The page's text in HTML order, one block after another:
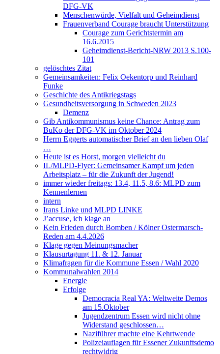
DFG-VK
Menschenwürde, Vielfalt und Geheimdienst
Frauenverband Courage braucht Unterstützung
Courage zum Gerichtstermin am
16.6.2015
Geheimdienst-Bericht-NRW 2013 S.100-
101
gelöschtes Zitat
Gemeinsamkeiten: Felix Oekentorp und Reinhard
Funke
Geschichte des Antikriegstags
Gesundheitsversorgung in Schweden 2023
Demenz
Gib Antikommunismus keine Chance: Antrag zum
BuKo der DFG-VK im Oktober 2024
Herrn Eggerts automatischer Brief an den lieben Olaf
…
Heute ist es Horst, morgen vielleicht du
IL/MLPD-Flyer: Gemeinsamer Kampf um jeden
Arbeitsplatz – für die Zukunft der Jugend!
immer wieder freitags: 13.4, 11.5, 8.6: MLPD zum
Kennenlernen
intern
Irans Linke und MLPD LINKE
J’accuse, ich klage an
Kein Frieden durch Bomben / Kölner Ostermarsch-
Reden am 4.4.2026
Klage gegen Meinungsmacher
Klausurtagung 11. & 12. Januar
Klimafragen für die Kommune Essen / Wahl 2020
Kommunalwahlen 2014
Energie
Erfolge
Democracia Real YA: Weltweite Demos
am 15.Oktober
Jugendzentrum Essen wird nicht ohne
Widerstand geschlossen…
Naziführer machte eine Kehrtwende
Polizeiauflagen für Essener Zukunftsdemo
rechtwidrig